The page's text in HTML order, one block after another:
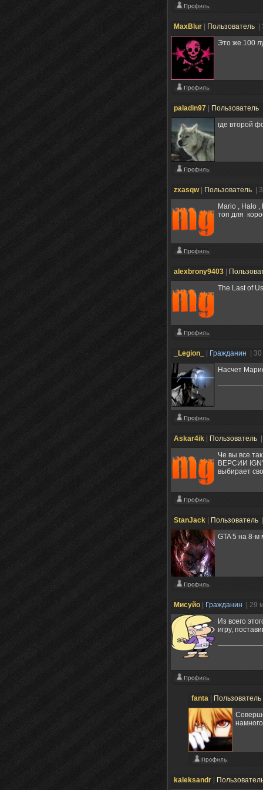
MaxBlur Пользователь
Это же 100
paladin97 Пользователь
где второй
zxasqw| Пользователь
|
Mario , Halo
топ для
alexbrony9403
The Last of
_Legion_ Гражданин
|
Насчет
Askar4ik Пользователь
Че вы все
ВЕРСИИ
выбирает
StanJack Пользователь
GTA 5 на 8-м
Мисуйо Гражданин
| 29
Из всего
игру,
fanta
Пользователь
kaleksandr